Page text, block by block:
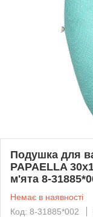
Подушка для
PAPAELLA
м'ята 8-
Немає в наявності
Код: 8-31885*002